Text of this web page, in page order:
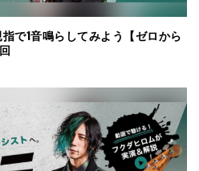
で1音鳴らしてみよう【ゼロから